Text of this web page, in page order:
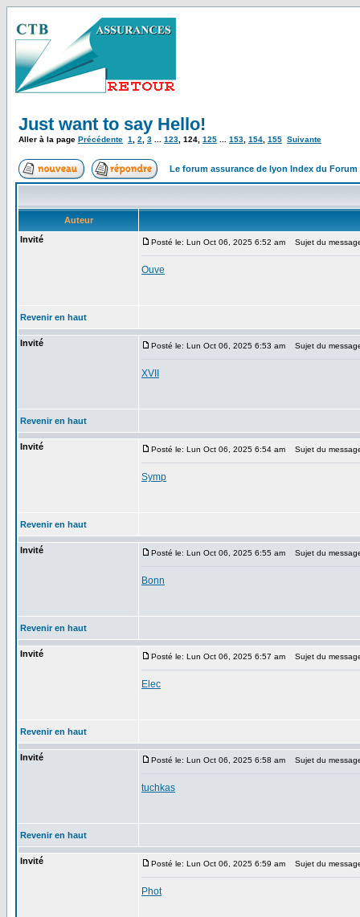
Just want to say Hello!
Aller à la page Précédente 1 2 3 123 124 125 153 154 155 Suivante
Le forum assurance de lyon Index du Forum
Auteur
Invité
Posté le: Lun Oct 06, 2025 6:52 am Sujet du
Ouve
Revenir en haut
Invité Posté le: Lun Oct 06, 2025 6:53 am Sujet du
XVII
Revenir en haut
Invité Posté le: Lun Oct 06, 2025 6:54 am Sujet du
Symp
Revenir en haut
Invité Posté le: Lun Oct 06, 2025 6:55 am Sujet du
Bonn
Revenir en haut
Invité Posté le: Lun Oct 06, 2025 6:57 am Sujet du
Elec
Revenir en haut
Invité Posté le: Lun Oct 06, 2025 6:58 am Sujet du
tuchkas
Revenir en haut
Invité Posté le: Lun Oct 06, 2025 6:59 am Sujet du
Phot